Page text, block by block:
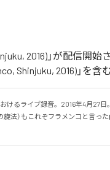
2016)」が配信開
Shinjuku, 2016)」を含
るライブ録音。2016年4月27日
旋法）もこれぞフラメンコと言っ